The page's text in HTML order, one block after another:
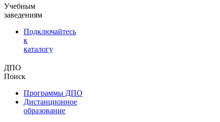
Учебным
заведениям
Подключайтесь
к
каталогу
ДПО
Поиск
Программы ДПО
Дистанционное
образование